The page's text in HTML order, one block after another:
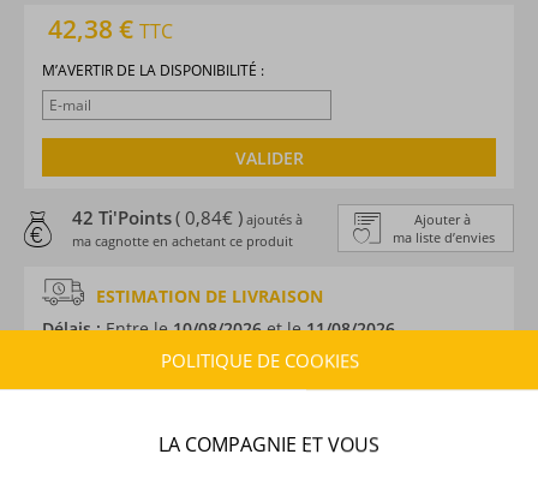
42,38 € TTC
M’AVERTIR DE LA DISPONIBILITÉ :
VALIDER
Ajouter à
ma liste d’envies
42 Ti'Points( 0,84€ ) ajoutés à
ma cagnotte en achetant ce produit
ESTIMATION DE LIVRAISON
Délais :Entre le10/08/2026et le11/08/2026
À partir de 9,90 € (OFFERTS DÈS 150 € D’ACHAT
CARACTÉRISTIQUES DU PRODUIT
POLITIQUE DE COOKIES
LA COMPAGNIE ET VOUS